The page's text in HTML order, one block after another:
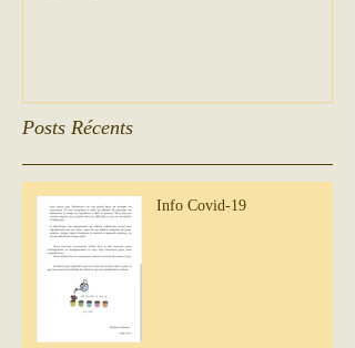
Posts Récents
Info Covid-19